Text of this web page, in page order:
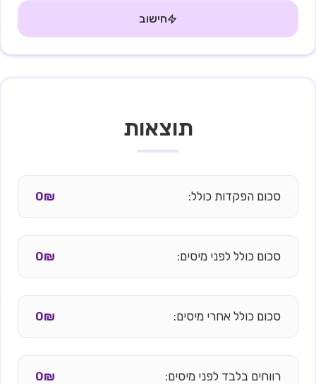
חישוב
תוצאות
סכום הפקדות כולל: 0₪
סכום כולל לפני מיסים: 0₪
סכום כולל אחרי מיסים: 0₪
רווחים בלבד לפני מיסים: 0₪